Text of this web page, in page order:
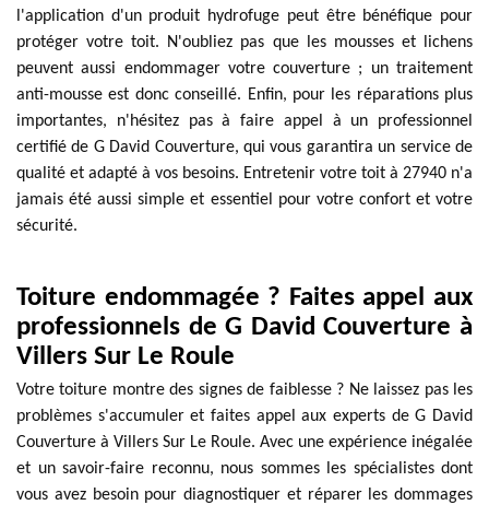
l'application d'un produit hydrofuge peut être bénéfique pour
protéger votre toit. N'oubliez pas que les mousses et lichens
peuvent aussi endommager votre couverture ; un traitement
anti-mousse est donc conseillé. Enfin, pour les réparations plus
importantes, n'hésitez pas à faire appel à un professionnel
certifié de G David Couverture, qui vous garantira un service de
qualité et adapté à vos besoins. Entretenir votre toit à 27940 n'a
jamais été aussi simple et essentiel pour votre confort et votre
sécurité.
Toiture endommagée ? Faites appel aux
professionnels de G David Couverture à
Villers Sur Le Roule
Votre toiture montre des signes de faiblesse ? Ne laissez pas les
problèmes s'accumuler et faites appel aux experts de G David
Couverture à Villers Sur Le Roule. Avec une expérience inégalée
et un savoir-faire reconnu, nous sommes les spécialistes dont
vous avez besoin pour diagnostiquer et réparer les dommages